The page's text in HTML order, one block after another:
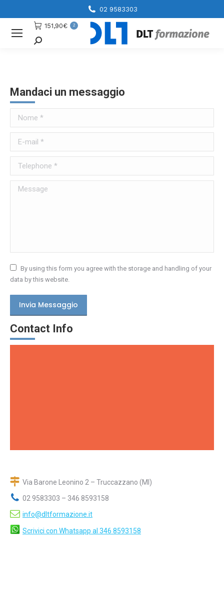
02 9583303
151,90€ 2
Cerca
Mandaci un messaggio
Nome *
E-mail *
Telephone *
Message
By using this form you agree with the storage and handling of your
data by this website.
Invia Messaggio
Contact Info
Via Barone Leonino 2 – Truccazzano (MI)
02 9583303 – 346 8593158
info@dltformazione.it
Scrivici con Whatsapp al 346 8593158